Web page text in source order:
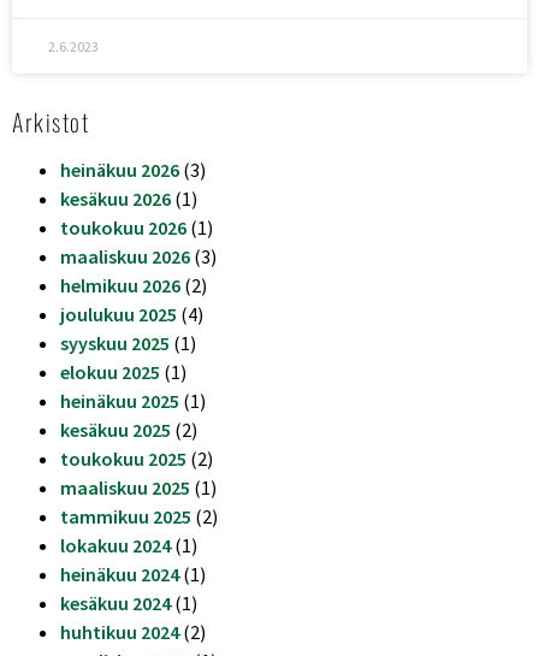
2.6.2023
Arkistot
heinäkuu 2026 (3)
kesäkuu 2026 (1)
toukokuu 2026 (1)
maaliskuu 2026 (3)
helmikuu 2026 (2)
joulukuu 2025 (4)
syyskuu 2025 (1)
elokuu 2025 (1)
heinäkuu 2025 (1)
kesäkuu 2025 (2)
toukokuu 2025 (2)
maaliskuu 2025 (1)
tammikuu 2025 (2)
lokakuu 2024(1)
heinäkuu 2024(1)
kesäkuu 2024(1)
huhtikuu 2024(2)